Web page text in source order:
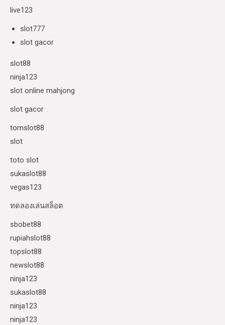
live123
slot777
slot gacor
slot88
ninja123
slot online mahjong
slot gacor
tomslot88
slot
toto slot
sukaslot88
vegas123
ทดลองเล่นสล็อต
sbobet88
rupiahslot88
topslot88
newslot88
ninja123
sukaslot88
ninja123
ninja123